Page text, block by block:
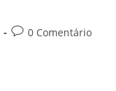
0 Comentário